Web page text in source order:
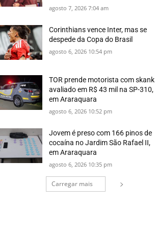
agosto 7, 2026 7:04 am
Corinthians vence Inter, mas se
despede da Copa do Brasil
agosto 6, 2026 10:54 pm
TOR prende motorista com skank
avaliado em R$ 43 mil na SP-310,
em Araraquara
agosto 6, 2026 10:52 pm
Jovem é preso com 166 pinos de
cocaína no Jardim São Rafael II,
em Araraquara
agosto 6, 2026 10:35 pm
Carregar mais